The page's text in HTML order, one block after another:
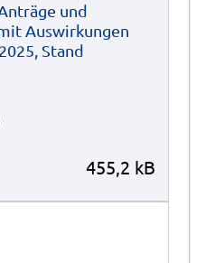
und
Auswirkungen
Stand
455,2 kB